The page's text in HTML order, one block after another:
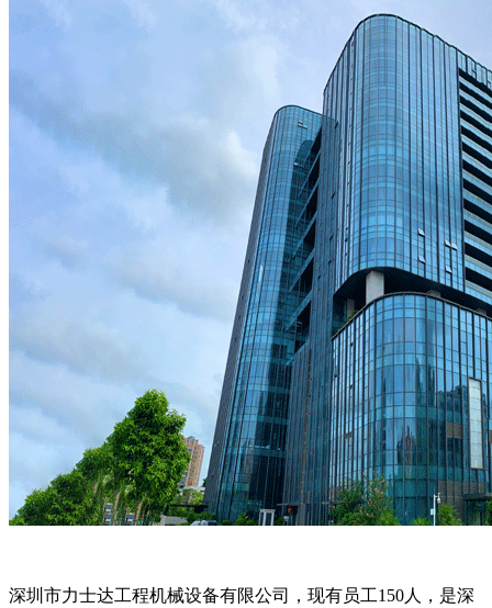
深圳市力士达工程机械设备有限公司，现有员工150人，是深